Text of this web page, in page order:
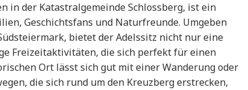
in der Katastralgemeinde Schlossberg, ist ein
Geschichtsfans und Naturfreunde. Umgeben
bietet der Adelssitz nicht nur eine
Freizeitaktivitäten, die sich perfekt für einen
Ort lässt sich gut mit einer Wanderung oder
die sich rund um den Kreuzberg erstrecken,